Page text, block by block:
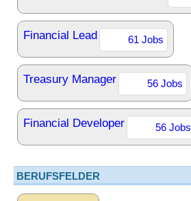
Financial Lead 61 Jobs
Treasury Manager 56 Jobs
Financial Developer 56 Jobs
BERUFSFELDER